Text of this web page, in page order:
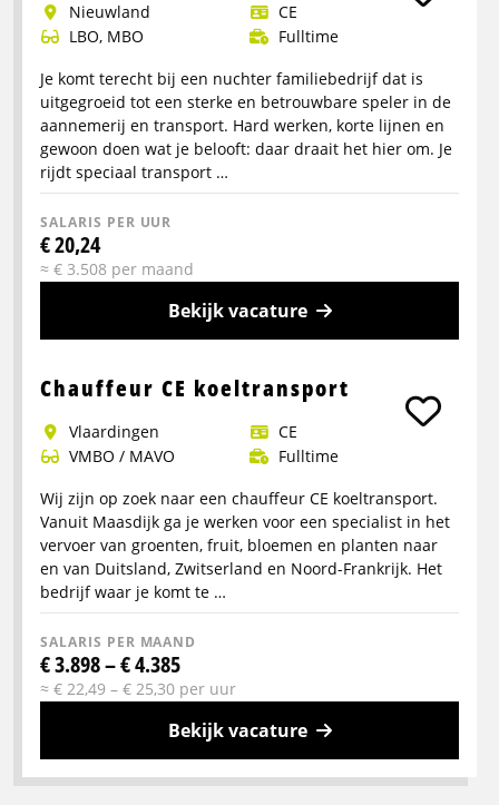
ADR-
Chauffeur
Tankwagen
Internationaal
(Europa)
Nieuwland
CE
LBO, MBO
Fulltime
Je komt terecht bij een nuchter familiebedrijf dat is
uitgegroeid tot een sterke en betrouwbare speler in de
aannemerij en transport. Hard werken, korte lijnen en
gewoon doen wat je belooft: daar draait het hier om. Je
rijdt speciaal transport …
SALARIS PER UUR
€ 20,24
≈ € 3.508 per maand
Bekijk vacature
info
CE-
Chauffeur
open
transport
Chauffeur CE koeltransport
Vlaardingen
CE
VMBO / MAVO
Fulltime
Wij zijn op zoek naar een chauffeur CE koeltransport.
Vanuit Maasdijk ga je werken voor een specialist in het
vervoer van groenten, fruit, bloemen en planten naar
en van Duitsland, Zwitserland en Noord-Frankrijk. Het
bedrijf waar je komt te …
SALARIS PER MAAND
€ 3.898 – € 4.385
≈ € 22,49 – € 25,30 per uur
Bekijk vacature
Meer